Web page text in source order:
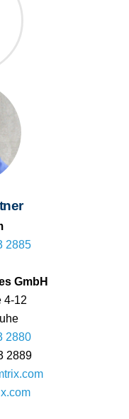
2885
GmbH
4-12
2880
2889